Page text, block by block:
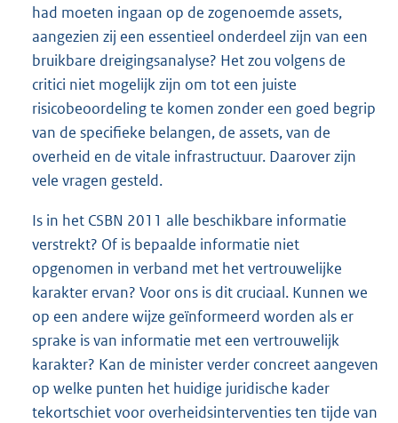
had moeten ingaan op de zogenoemde assets,
aangezien zij een essentieel onderdeel zijn van een
bruikbare dreigingsanalyse? Het zou volgens de
critici niet mogelijk zijn om tot een juiste
risicobeoordeling te komen zonder een goed begrip
van de specifieke belangen, de assets, van de
overheid en de vitale infrastructuur. Daarover zijn
vele vragen gesteld.
Is in het CSBN 2011 alle beschikbare informatie
verstrekt? Of is bepaalde informatie niet
opgenomen in verband met het vertrouwelijke
karakter ervan? Voor ons is dit cruciaal. Kunnen we
op een andere wijze geïnformeerd worden als er
sprake is van informatie met een vertrouwelijk
karakter? Kan de minister verder concreet aangeven
op welke punten het huidige juridische kader
tekortschiet voor overheidsinterventies ten tijde van